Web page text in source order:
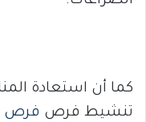
كما أن استعادة
تنشيط فرص فرص